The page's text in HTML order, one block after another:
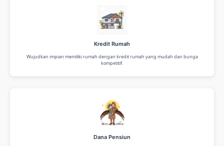
Kredit Rumah
Wujudkan impian memiliki rumah dengan kredit rumah yang mudah dan bunga
kompetitif.
Dana Pensiun